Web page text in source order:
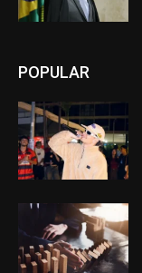
POPULAR